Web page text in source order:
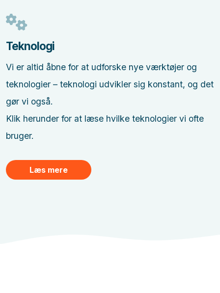
Teknologi
Vi er altid åbne for at udforske nye værktøjer og
teknologier – teknologi udvikler sig konstant, og det
gør vi også.
Klik herunder for at læse hvilke teknologier vi ofte
bruger.
Læs mere